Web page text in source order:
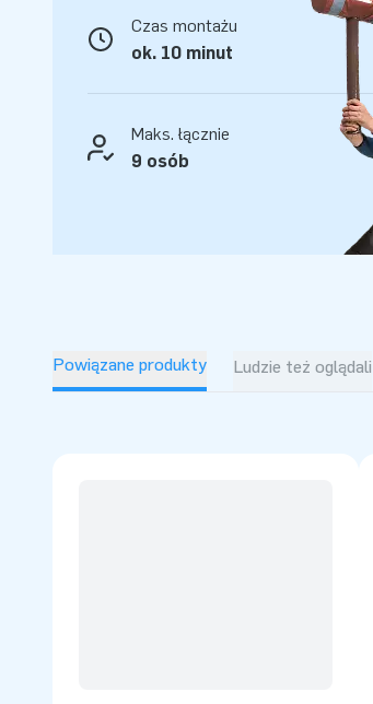
oferujemy serwis wewnętrzny, dzięki
Combounce Flamingo to nie tylko wesoły
Czas montażu
ok. 10 minut
Maks. łącznie
9 osób
Powiązane produkty Ludzie też oglądali